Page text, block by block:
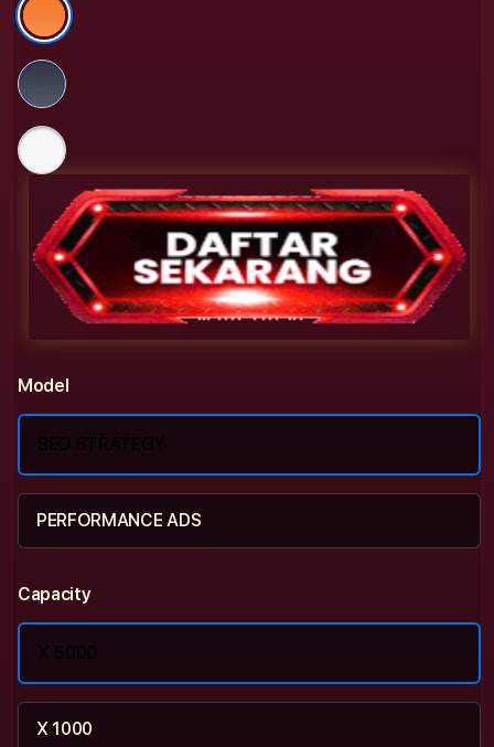
Model
SEO STRATEGY
PERFORMANCE ADS
Capacity
X 5000
X 1000